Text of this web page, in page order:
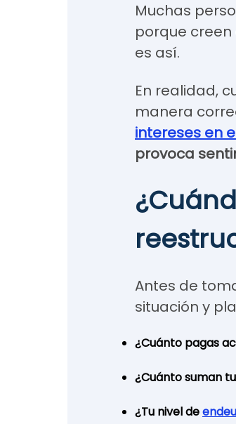
Muchas
porque
es así.
En realidad,
manera
intereses en
provoca
Antes de
situación y
¿Cuánto pagas
¿Cuánto suman
¿Tu nivel de